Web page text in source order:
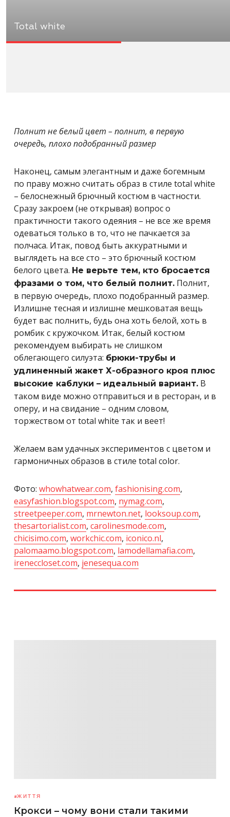
Total white
Полнит не белый цвет – полнит, в первую
очередь, плохо подобранный размер
Наконец, самым элегантным и даже богемным
по праву можно считать образ в стиле total white
– белоснежный брючный костюм в частности.
Сразу закроем (не открывая) вопрос о
практичности такого одеяния – не все же время
одеваться только в то, что не пачкается за
полчаса. Итак, повод быть аккуратными и
выглядеть на все сто – это брючный костюм
белого цвета. Не верьте тем, кто бросается
фразами о том, что белый полнит. Полнит,
в первую очередь, плохо подобранный размер.
Излишне тесная и излишне мешковатая вещь
будет вас полнить, будь она хоть белой, хоть в
ромбик с кружочком. Итак, белый костюм
рекомендуем выбирать не слишком
облегающего силуэта: брюки-трубы и
удлиненный жакет Х-образного кроя плюс
высокие каблуки – идеальный вариант. В
таком виде можно отправиться и в ресторан, и в
оперу, и на свидание – одним словом,
торжеством от total white так и веет!
Желаем вам удачных экспериментов с цветом и
гармоничных образов в стиле total color.
Фото: whowhatwear.com, fashionising.com,
easyfashion.blogspot.com, nymag.com,
streetpeeper.com, mrnewton.net, looksoup.com,
thesartorialist.com, carolinesmode.com,
chicisimo.com, workchic.com, iconico.nl,
palomaamo.blogspot.com, lamodellamafia.com,
ireneccloset.com, jenesequa.com
ЖИТТЯ
Крокси – чому вони стали такими